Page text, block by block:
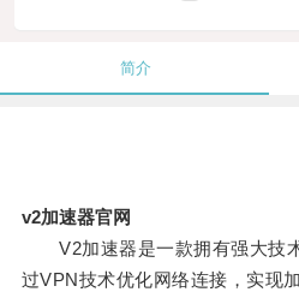
简介
v2加速器官网
V2加速器是一款拥有强大技
过VPN技术优化网络连接，实现